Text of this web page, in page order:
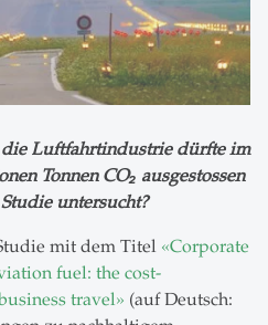
Luftfahrtindustrie dürfte im
Tonnen CO₂ ausgestossen
untersucht?
mit dem Titel «Corporate
fuel: the cost-
travel» (auf Deutsch: